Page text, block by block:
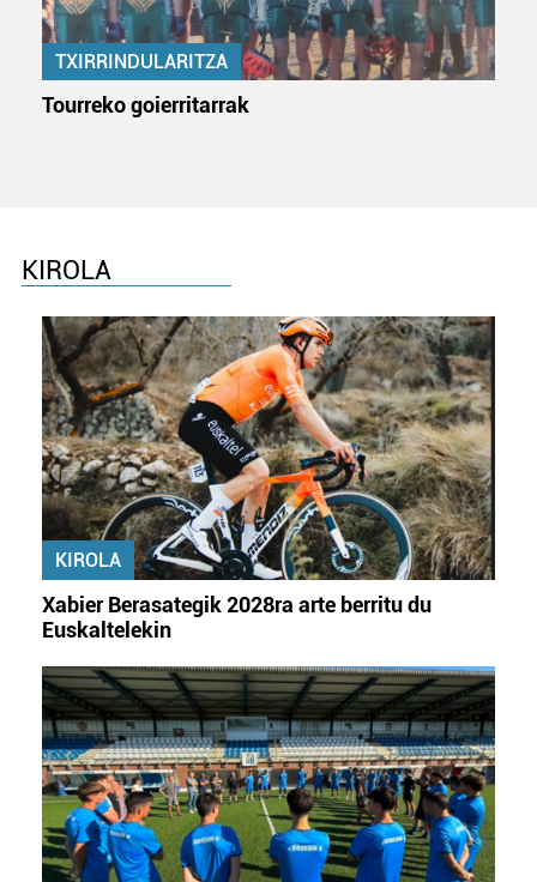
TXIRRINDULARITZA
Tourreko goierritarrak
KIROLA
KIROLA
Xabier Berasategik 2028ra arte berritu du
Euskaltelekin